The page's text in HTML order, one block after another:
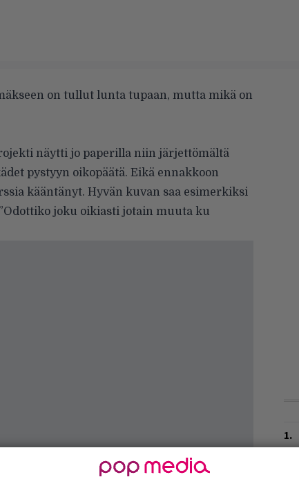
on tullut lunta tupaan, mutta mikä on
näytti jo paperilla niin järjettömältä
pystyyn oikopäätä. Eikä ennakkoon
kääntänyt. Hyvän kuvan saa esimerkiksi
joku oikiasti jotain muuta ku